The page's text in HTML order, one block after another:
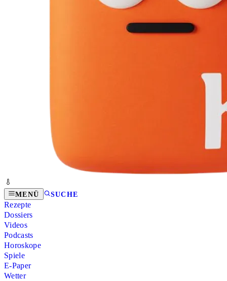
MENÜ SUCHE
Rezepte
Dossiers
Videos
Podcasts
Horoskope
Spiele
E-Paper
Wetter